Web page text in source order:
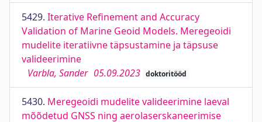
5429. Iterative Refinement and Accuracy
Validation of Marine Geoid Models. Meregeoidi
mudelite iteratiivne täpsustamine ja täpsuse
valideerimine
Varbla, Sander 05.09.2023 doktoritööd
5430. Meregeoidi mudelite valideerimine laeval
mõõdetud GNSS ning aerolaserskaneerimise